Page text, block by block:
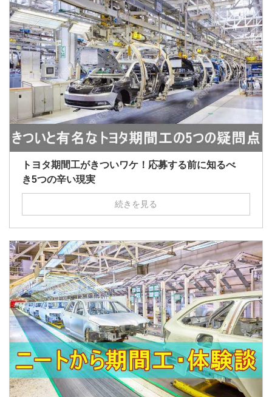
トヨタ期間工がきついワケ！応募する前に知るべ
き5つの辛い現実
続きを見る